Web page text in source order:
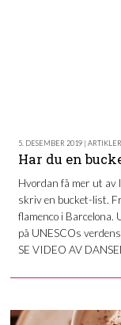
5. DESEMBER 2019 | ARTIKLER
Har du en
Hvordan få mer ut av
skriv en bucket-list.
flamenco i Barcelona.
på UNESCOs
SE VIDEO AV